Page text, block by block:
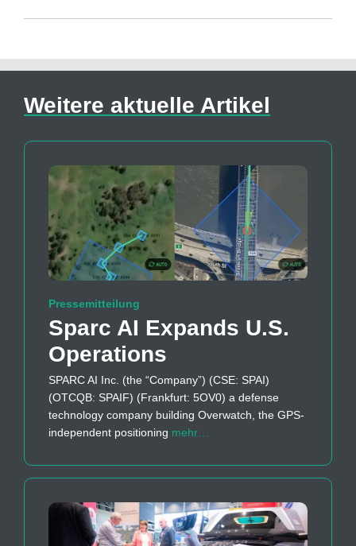
Weitere aktuelle Artikel
Pressemitteilung
Sparc AI Expands U.S.
Operations
SPARC AI Inc. (the “Company”) (CSE: SPAI)
(OTCQB: SPAIF) (Frankfurt: 5OV0) a defense
technology company building Overwatch, the GPS-
independent positioning mehr…